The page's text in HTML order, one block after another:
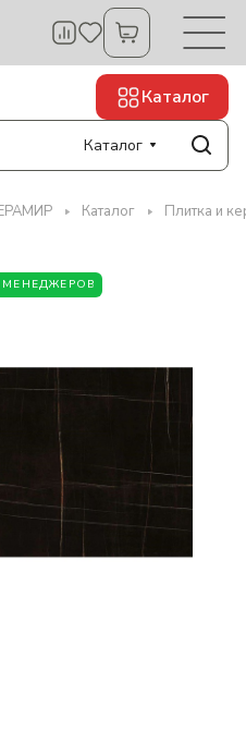
Каталог
Каталог
Каталог Плитка и